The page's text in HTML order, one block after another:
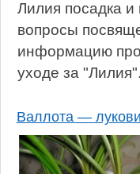
Лилия посадка
вопросы
информацию
уходе за "Лилия".
Валлота —